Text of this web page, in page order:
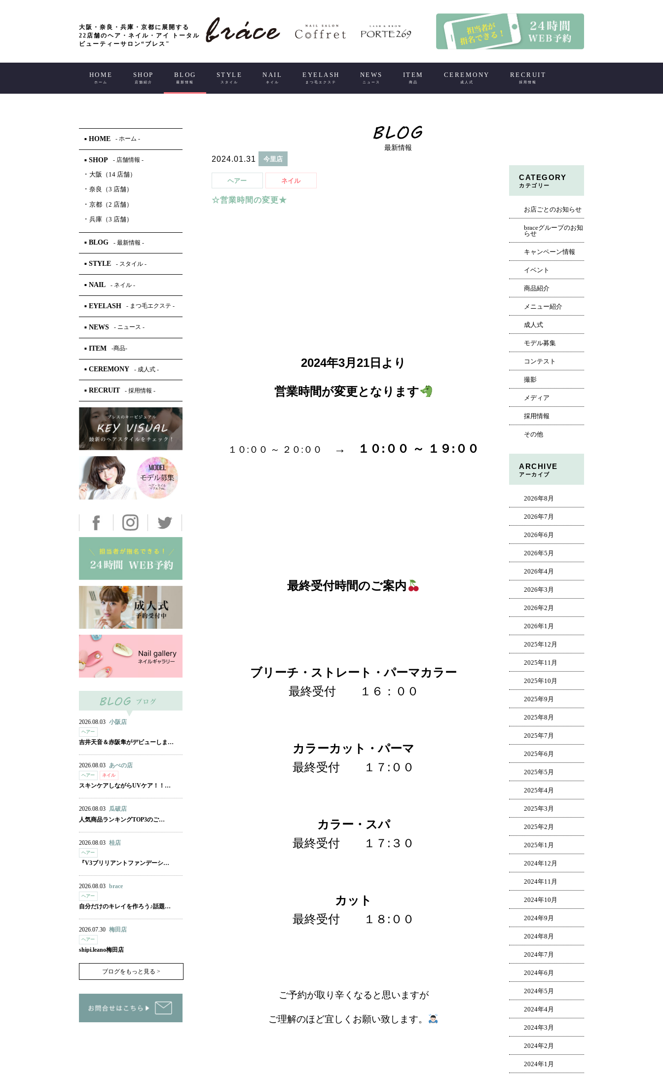
大阪・奈良・兵庫・京都に展開する
22店舗のヘア・ネイル・アイ トータル
ビューティーサロン“ブレス"
HOME
ホーム
SHOP
店舗紹介
BLOG
最新情報
STYLE
スタイル
NAIL
ネイル
EYELASH
まつ毛エクステ
NEWS
ニュース
ITEM
商品
CEREMONY
成人式
RECRUIT
採用情報
最新情報
2024.01.31 今里店
ヘアー ネイル
☆営業時間の変更★
2024年3月21日より
営業時間が変更となります
１０:００ ～ ２０:００ → １０:００ ～ １９:００
最終受付時間のご案内
ブリーチ・ストレート・パーマカラー
最終受付 １６：００
カラーカット・パーマ
最終受付 １７:００
カラー・スパ
最終受付 １７:３０
カット
最終受付 １８:００
ご予約が取り辛くなると思いますが
ご理解のほど宜しくお願い致します。
CATEGORY
カテゴリー
お店ごとのお知らせ
braceグループのお知
らせ
キャンペーン情報
イベント
商品紹介
メニュー紹介
成人式
モデル募集
コンテスト
撮影
メディア
採用情報
その他
ARCHIVE
アーカイブ
2026年8月
2026年7月
2026年6月
2026年5月
2026年4月
2026年3月
2026年2月
2026年1月
2025年12月
2025年11月
2025年10月
2025年9月
2025年8月
2025年7月
2025年6月
2025年5月
2025年4月
2025年3月
2025年2月
2025年1月
2024年12月
2024年11月
2024年10月
2024年9月
2024年8月
2024年7月
2024年6月
2024年5月
2024年4月
2024年3月
2024年2月
2024年1月
■ HOME - ホーム -
■ SHOP - 店舗情報 -
･ 大阪（14 店舗）
･ 奈良（3 店舗）
･ 京都（2 店舗）
･ 兵庫（3 店舗）
■ BLOG - 最新情報 -
■ STYLE - スタイル -
■ NAIL - ネイル -
■ EYELASH - まつ毛エクステ -
■ NEWS - ニュース -
■ ITEM -商品-
■ CEREMONY - 成人式 -
■ RECRUIT - 採用情報 -
2026.08.03 小阪店
ヘアー
吉井天音＆赤阪隼がデビューしま…
2026.08.03 あべの店
ヘアー ネイル
スキンケアしながらUVケア！！…
2026.08.03
瓜破店
人気商品ランキングTOP3のご…
2026.08.03 桂店
ヘアー
『V3ブリリアントファンデーシ…
2026.08.03 brace
ヘアー
自分だけのキレイを作ろう♪話題…
2026.07.30 梅田店
ヘアー
shipi.leano梅田店
ブログをもっと見る >